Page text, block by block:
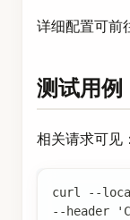
详细配置可前
测试用例
相关请求可见：
curl --
--header